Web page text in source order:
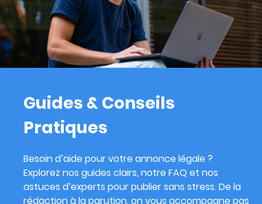
Guides & Conseils
Pratiques
Besoin d’aide pour votre annonce légale ?
Explorez nos guides clairs, notre FAQ et nos
astuces d’experts pour publier sans stress. De la
rédaction à la parution, on vous accompagne pas